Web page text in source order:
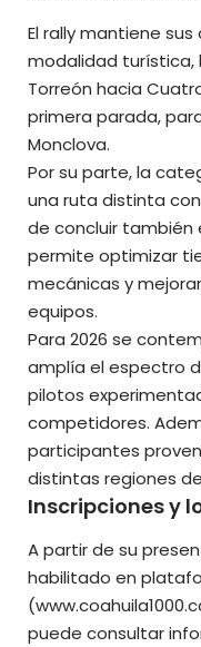
El rally mantiene
modalidad turística,
Torreón hacia
primera parada,
Monclova.
Por su parte, la
una ruta distinta
de concluir también
permite optimizar
mecánicas y
equipos.
Para 2026 se
amplía el espectro
pilotos
competidores.
participantes
distintas regiones
Inscripciones y
A partir de su
habilitado en
(
puede consultar